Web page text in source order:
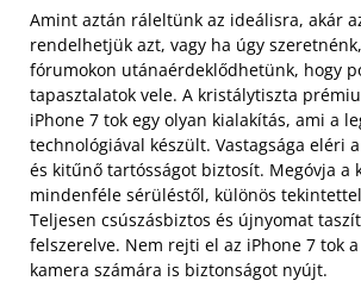
Amint aztán ráleltünk az ideálisra, akár
rendelhetjük azt, vagy ha úgy
fórumokon utánaérdeklődhetünk, hogy
tapasztalatok vele. A kristálytiszta
iPhone 7 tok egy olyan kialakítás, ami a
technológiával készült. Vastagsága eléri
és kitűnő tartósságot biztosít. Megóvja a
mindenféle sérüléstől, különös
Teljesen csúszásbiztos és újnyomat
felszerelve. Nem rejti el az iPhone 7 tok
kamera számára is biztonságot nyújt.